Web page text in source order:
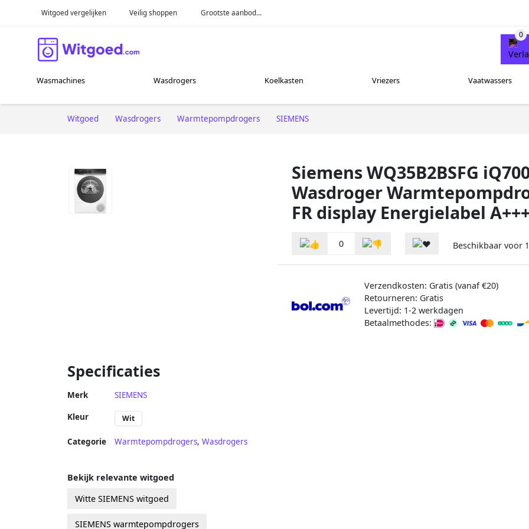
Witgoed vergelijken Veilig shoppen Grootste aanbod...
Wasmachines Wasdrogers Koelkasten Vriezers Vaatwassers
Witgoed Wasdrogers Warmtepompdrogers SIEMENS
Siemens WQ35B2BSFG
Wasdroger
FR display Energielabel
0 Beschikbaar voor
Verzendkosten: Gratis (vanaf €20)
Retourneren: Gratis
Levertijd: 1-2 werkdagen
Betaalmethodes:
Specificaties
Merk SIEMENS
Kleur Wit
Categorie Warmtepompdrogers, Wasdrogers
Bekijk relevante witgoed
Witte SIEMENS witgoed
SIEMENS warmtepompdrogers